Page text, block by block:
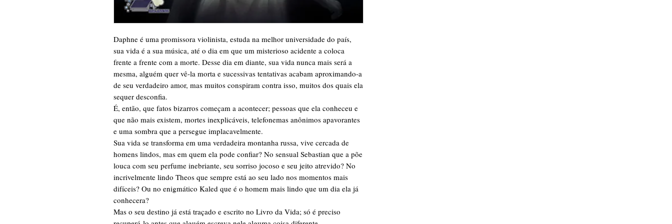
Daphne é uma promissora violinista, estuda na melhor universidade do país,
sua vida é a sua música, até o dia em que um misterioso acidente a coloca
frente a frente com a morte. Desse dia em diante, sua vida nunca mais será a
mesma, alguém quer vê-la morta e sucessivas tentativas acabam aproximando-a
de seu verdadeiro amor, mas muitos conspiram contra isso, muitos dos quais ela
sequer desconfia.
É, então, que fatos bizarros começam a acontecer; pessoas que ela conheceu e
que não mais existem, mortes inexplicáveis, telefonemas anônimos apavorantes
e uma sombra que a persegue implacavelmente.
Sua vida se transforma em uma verdadeira montanha russa, vive cercada de
homens lindos, mas em quem ela pode confiar? No sensual Sebastian que a põe
louca com seu perfume inebriante, seu sorriso jocoso e seu jeito atrevido? No
incrivelmente lindo Theos que sempre está ao seu lado nos momentos mais
difíceis? Ou no enigmático Kaled que é o homem mais lindo que um dia ela já
conhecera?
Mas o seu destino já está traçado e escrito no Livro da Vida; só é preciso